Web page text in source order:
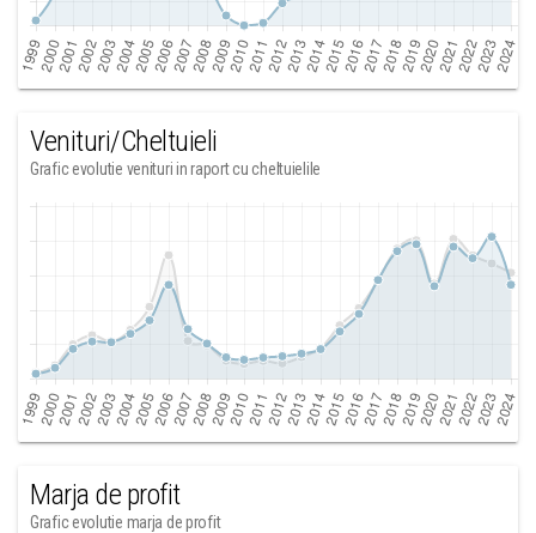
Venituri/Cheltuieli
Grafic evolutie venituri in raport cu cheltuielile
Marja de profit
Grafic evolutie marja de profit